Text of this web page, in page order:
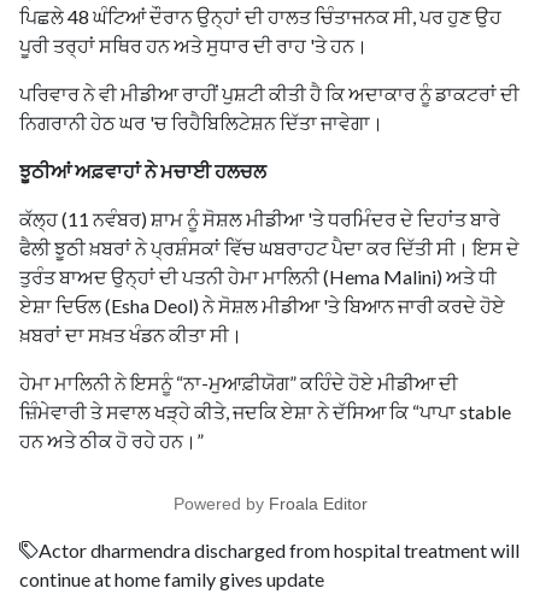
ਪਿਛਲੇ 48 ਘੰਟਿਆਂ ਦੌਰਾਨ ਉਨ੍ਹਾਂ ਦੀ ਹਾਲਤ ਚਿੰਤਾਜਨਕ ਸੀ, ਪਰ ਹੁਣ ਉਹ
ਪੂਰੀ ਤਰ੍ਹਾਂ ਸਥਿਰ ਹਨ ਅਤੇ ਸੁਧਾਰ ਦੀ ਰਾਹ 'ਤੇ ਹਨ।
ਪਰਿਵਾਰ ਨੇ ਵੀ ਮੀਡੀਆ ਰਾਹੀਂ ਪੁਸ਼ਟੀ ਕੀਤੀ ਹੈ ਕਿ ਅਦਾਕਾਰ ਨੂੰ ਡਾਕਟਰਾਂ ਦੀ
ਨਿਗਰਾਨੀ ਹੇਠ ਘਰ 'ਚ ਰਿਹੈਬਿਲਿਟੇਸ਼ਨ ਦਿੱਤਾ ਜਾਵੇਗਾ।
ਝੂਠੀਆਂ ਅਫ਼ਵਾਹਾਂ ਨੇ ਮਚਾਈ ਹਲਚਲ
ਕੱਲ੍ਹ (11 ਨਵੰਬਰ) ਸ਼ਾਮ ਨੂੰ ਸੋਸ਼ਲ ਮੀਡੀਆ 'ਤੇ ਧਰਮਿੰਦਰ ਦੇ ਦਿਹਾਂਤ ਬਾਰੇ
ਫੈਲੀ ਝੂਠੀ ਖ਼ਬਰਾਂ ਨੇ ਪ੍ਰਸ਼ੰਸਕਾਂ ਵਿੱਚ ਘਬਰਾਹਟ ਪੈਦਾ ਕਰ ਦਿੱਤੀ ਸੀ। ਇਸ ਦੇ
ਤੁਰੰਤ ਬਾਅਦ ਉਨ੍ਹਾਂ ਦੀ ਪਤਨੀ ਹੇਮਾ ਮਾਲਿਨੀ (Hema Malini) ਅਤੇ ਧੀ
ਏਸ਼ਾ ਦਿਓਲ (Esha Deol) ਨੇ ਸੋਸ਼ਲ ਮੀਡੀਆ 'ਤੇ ਬਿਆਨ ਜਾਰੀ ਕਰਦੇ ਹੋਏ
ਖ਼ਬਰਾਂ ਦਾ ਸਖ਼ਤ ਖੰਡਨ ਕੀਤਾ ਸੀ।
ਹੇਮਾ ਮਾਲਿਨੀ ਨੇ ਇਸਨੂੰ “ਨਾ-ਮੁਆਫ਼ੀਯੋਗ” ਕਹਿੰਦੇ ਹੋਏ ਮੀਡੀਆ ਦੀ
ਜ਼ਿੰਮੇਵਾਰੀ ਤੇ ਸਵਾਲ ਖੜ੍ਹੇ ਕੀਤੇ, ਜਦਕਿ ਏਸ਼ਾ ਨੇ ਦੱਸਿਆ ਕਿ “ਪਾਪਾ stable
ਹਨ ਅਤੇ ਠੀਕ ਹੋ ਰਹੇ ਹਨ।”
Powered by Froala Editor
Actor dharmendra discharged from hospital treatment will
continue at home family gives update